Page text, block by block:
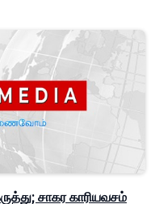
சாகர காரியவசம்